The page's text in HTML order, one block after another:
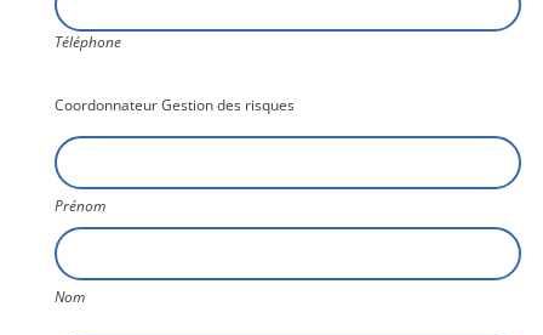
Téléphone
Coordonnateur Gestion des risques
Nom3
Prénom
Nom